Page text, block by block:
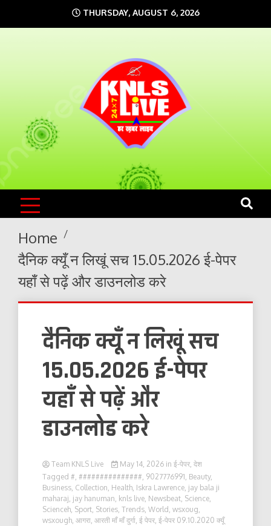
to
THURSDAY, AUGUST 6, 2026
KNLS LIVE
India`s No.1 News Portal
Home
दैनिक क्यूँ न लिखूं सच 15.05.2026 ई-पेपर
यहाँ से पढ़ें और डाउनलोड करे
दैनिक क्यूँ न लिखूं सच
15.05.2026 ई-पेपर
यहाँ से पढ़ें और
डाउनलोड करे
Team KNLS Live May 14, 2026 in ई-पेपर, देश
Tagged #, ###############, 9027776991, Beauty,
Business, Collection, Health, Iskra Lawrence, jay bala ji
maharaj, jay hanuman, knls live, Newsbeat, Science,
Scienceh, Sport, Stories, Trends, World , wsxoug,
wsxough, आगरा, आरती माँ माँ दुर्गा, ई पेपर, ई-पेपर 09.10.2020 क्यूँ